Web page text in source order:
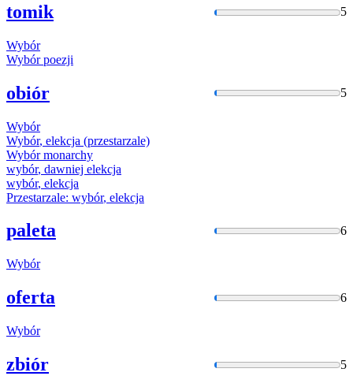
tomik 5
Wybór
Wybórpoezji
obiór 5
Wybór
Wybór, elekcja (przestarzale)
Wybórmonarchy
wybór, dawniej elekcja
wybór, elekcja
Przestarzale: wybór, elekcja
paleta 6
Wybór
oferta 6
Wybór
zbiór 5